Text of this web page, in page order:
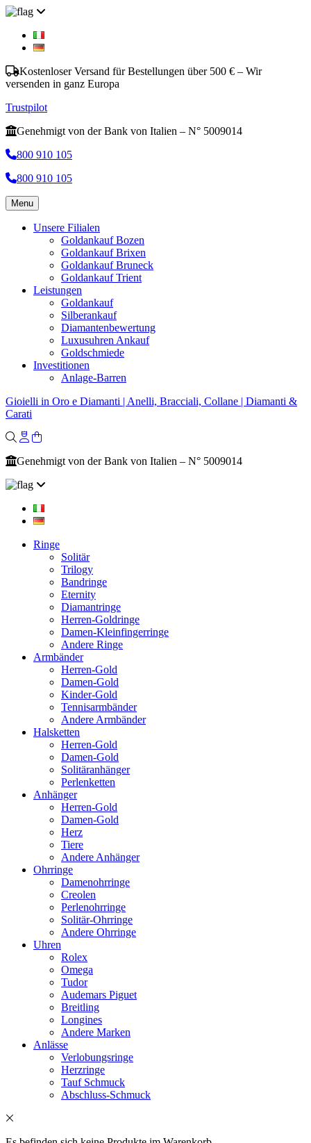
Kostenloser Versand für Bestellungen über 500 € – Wir
versenden in ganz Europa
Trustpilot
Genehmigt von der Bank von Italien – N° 5009014
800 910 105
800 910 105
Menu
Unsere Filialen
Goldankauf Bozen
Goldankauf Brixen
Goldankauf Bruneck
Goldankauf Trient
Leistungen
Goldankauf
Silberankauf
Diamantenbewertung
Luxusuhren Ankauf
Goldschmiede
Investitionen
Anlage-Barren
Gioielli in Oro e Diamanti | Anelli, Bracciali, Collane | Diamanti &
Carati
Genehmigt von der Bank von Italien – N° 5009014
Ringe
Solitär
Trilogy
Bandringe
Eternity
Diamantringe
Herren-Goldringe
Damen-Kleinfingerringe
Andere Ringe
Armbänder
Herren-Gold
Damen-Gold
Kinder-Gold
Tennisarmbänder
Andere Armbänder
Halsketten
Herren-Gold
Damen-Gold
Solitäranhänger
Perlenketten
Anhänger
Herren-Gold
Damen-Gold
Herz
Tiere
Andere Anhänger
Ohrringe
Damenohrringe
Creolen
Perlenohrringe
Solitär-Ohrringe
Andere Ohrringe
Uhren
Rolex
Omega
Tudor
Audemars Piguet
Breitling
Longines
Andere Marken
Anlässe
Verlobungsringe
Herzringe
Tauf Schmuck
Abschluss-Schmuck